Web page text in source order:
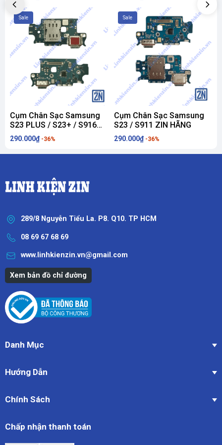
Sale
Cụm Chân Sạc Samsung
S23 PLUS / S23+ / S916
ZIN HÃNG
290.000₫ -36%
Sale
Cụm Chân Sạc Samsung
S23 / S911 ZIN HÃNG
290.000₫ -36%
289/8 Nguyễn Tiểu La. P8. Q10. TP HCM
08 69 67 68 69
www.linhkienzin.vn@gmail.com
Xem bản đồ chỉ đường
Danh Mục
Hướng Dẫn
Chính Sách
Chấp nhận thanh toán